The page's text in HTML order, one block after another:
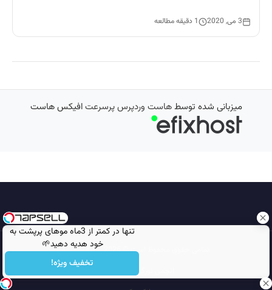
تنها در کمتر از 3ماه موهای پرپشت به
خود هدیه دهید🌱
شامپوجلبک40%تخفیف
تخفیف ویژه!
3 می, 2020 1 دقیقه مطالعه
میزبانی شده توسطهاست وردپرس پرسرعتافیکس هاست
تمامی حقوق محفوظ است © 2026
مجله نورگرام
انجمن نورگرام